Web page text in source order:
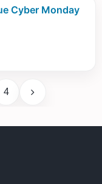
Cyber Monday
4